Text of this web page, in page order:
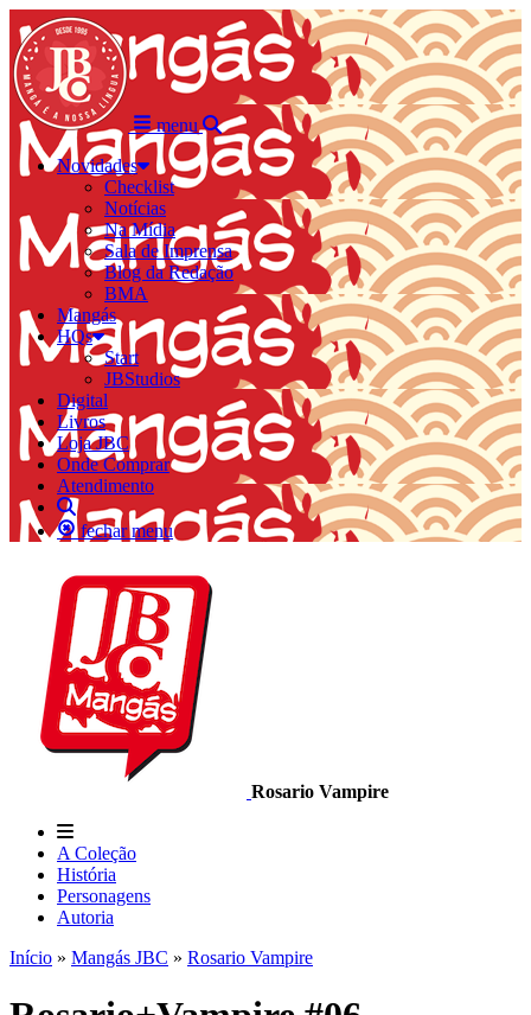
menu
Novidades
Checklist
Notícias
Na Mídia
Sala de Imprensa
Blog da Redação
BMA
Mangás
HQs
Start
JBStudios
Digital
Livros
Loja JBC
Onde Comprar
Atendimento
fechar menu
Rosario Vampire
A Coleção
História
Personagens
Autoria
Início » Mangás JBC » Rosario Vampire